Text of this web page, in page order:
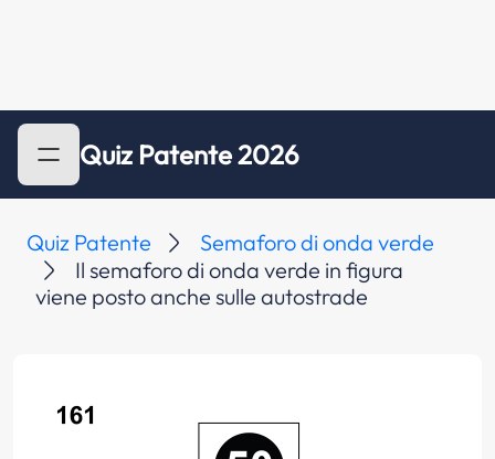
Quiz Patente 2026
Quiz Patente
Semaforo di onda verde
Il semaforo di onda verde in figura
viene posto anche sulle autostrade